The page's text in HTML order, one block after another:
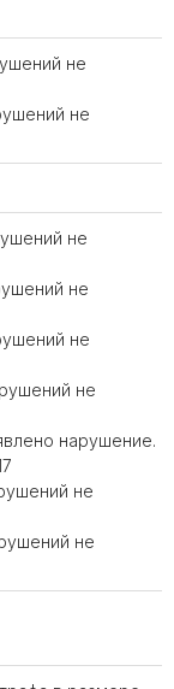
не
не
не
не
не
не
нарушение.
не
не